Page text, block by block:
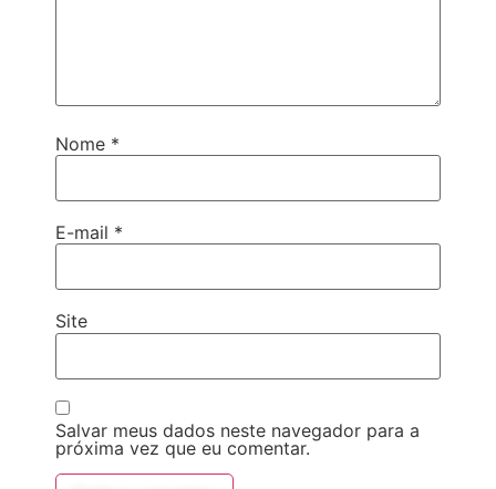
Nome *
E-mail *
Site
Salvar meus dados neste navegador para a
próxima vez que eu comentar.